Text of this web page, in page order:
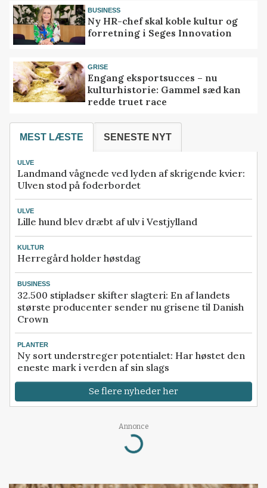
BUSINESS
Ny HR-chef skal koble kultur og
forretning i Seges Innovation
GRISE
Engang eksportsucces – nu
kulturhistorie: Gammel sæd kan
redde truet race
MEST LÆSTE SENESTE NYT
ULVE
Landmand vågnede ved lyden af skrigende kvier:
Ulven stod på foderbordet
ULVE
Lille hund blev dræbt af ulv i Vestjylland
KULTUR
Herregård holder høstdag
BUSINESS
32.500 stipladser skifter slagteri: En af landets
største producenter sender nu grisene til Danish
Crown
PLANTER
Ny sort understreger potentialet: Har høstet den
eneste mark i verden af sin slags
Se flere nyheder her
Annonce
Loading...